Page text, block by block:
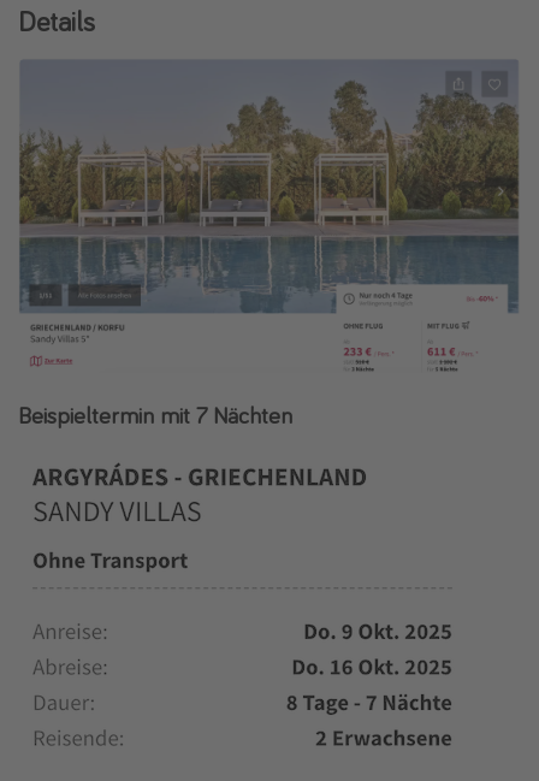
Details
Beispieltermin mit 7 Nächten